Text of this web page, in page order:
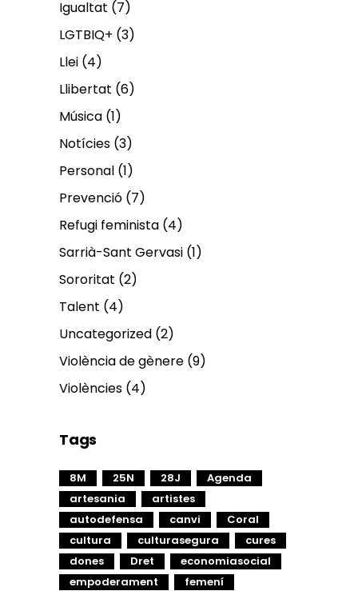
Igualtat (7)
LGTBIQ+ (3)
Llei (4)
Llibertat (6)
Música (1)
Notícies (3)
Personal (1)
Prevenció (7)
Refugi feminista (4)
Sarrià-Sant Gervasi (1)
Sororitat (2)
Talent (4)
Uncategorized (2)
Violència de gènere (9)
Violències (4)
Tags
8M 25N 28J
Agenda
artesania
artistes
autodefensa
canvi
Coral
cultura
culturasegura
cures
dones
Dret
economiasocial
empoderament
femení